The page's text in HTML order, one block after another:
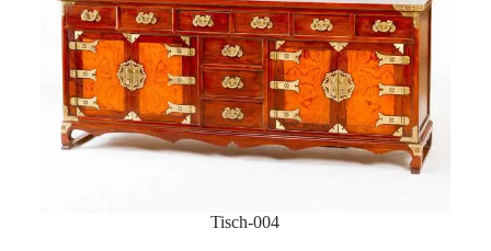
Tisch-004